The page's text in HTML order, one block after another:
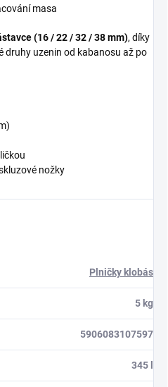
masa
(16 / 22 / 32 / 38 mm), díky
druhy uzenin od kabanosu až po
nožky
Plničky klobás
5 kg
5906083107597
345 l